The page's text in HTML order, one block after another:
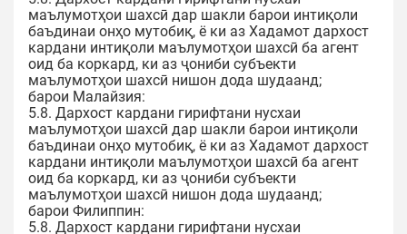
маълумотҳои шахсӣ дар шакли барои интиқоли
баъдинаи онҳо мутобиқ, ё ки аз Хадамот дархост
кардани интиқоли маълумотҳои шахсӣ ба агент
оид ба коркард, ки аз ҷониби субъекти
маълумотҳои шахсӣ нишон дода шудаанд;
барои Малайзия:
5.8. Дархост кардани гирифтани нусхаи
маълумотҳои шахсӣ дар шакли барои интиқоли
баъдинаи онҳо мутобиқ, ё ки аз Хадамот дархост
кардани интиқоли маълумотҳои шахсӣ ба агент
оид ба коркард, ки аз ҷониби субъекти
маълумотҳои шахсӣ нишон дода шудаанд;
барои Филиппин:
5.8. Дархост кардани гирифтани нусхаи